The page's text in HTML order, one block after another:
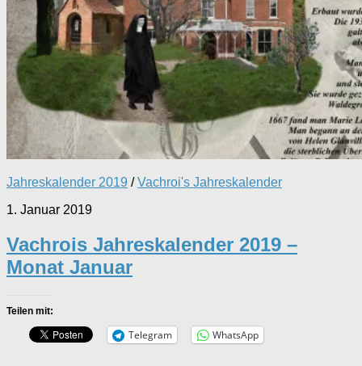
Jahreskalender 2019 /Vachroi's Jahreskalender
1. Januar 2019
Vachrois Jahreskalender 2019 –
Monat Januar
Teilen mit:
Telegram WhatsApp